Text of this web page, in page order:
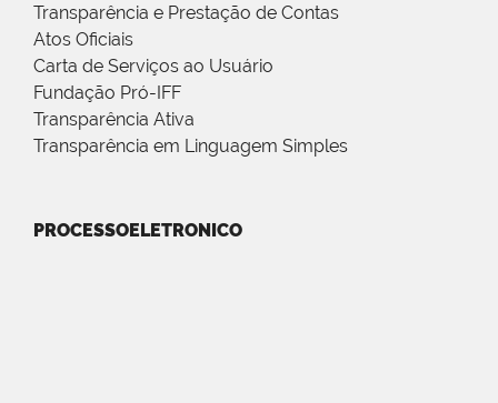
Transparência e Prestação de Contas
Atos Oficiais
Carta de Serviços ao Usuário
Fundação Pró-IFF
Transparência Ativa
Transparência em Linguagem Simples
PROCESSOELETRONICO